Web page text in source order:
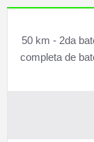
50 km - 2da
completa de